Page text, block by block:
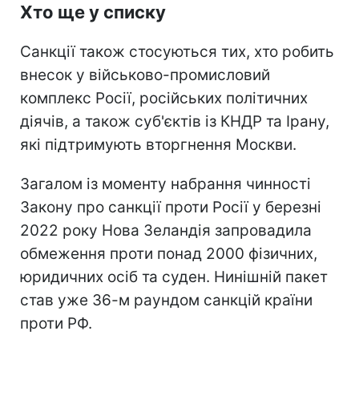
Хто ще у списку
Санкції також стосуються тих, хто робить
внесок у військово-промисловий
комплекс Росії, російських політичних
діячів, а також суб'єктів із КНДР та Ірану,
які підтримують вторгнення Москви.
Загалом із моменту набрання чинності
Закону про санкції проти Росії у березні
2022 року Нова Зеландія запровадила
обмеження проти понад 2000 фізичних,
юридичних осіб та суден. Нинішній пакет
став уже 36-м раундом санкцій країни
проти РФ.